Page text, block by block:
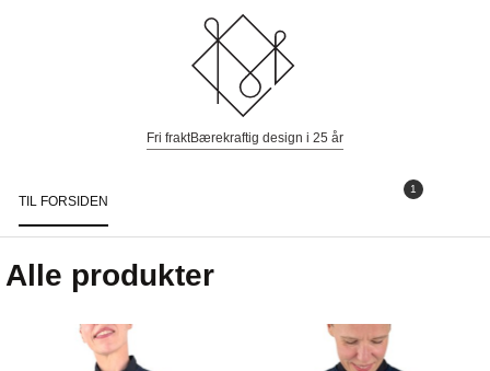
Fri fraktBærekraftig design i 25 år
1
TIL FORSIDEN
Alle produkter